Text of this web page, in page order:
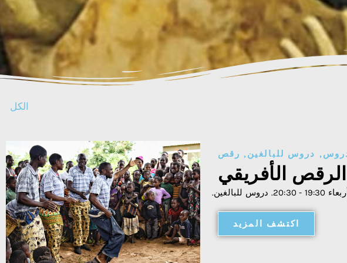
الكل
, دروس للبالغين, رقص
الرقص الأفريقي
للبالغين.
اكتشف المزيد